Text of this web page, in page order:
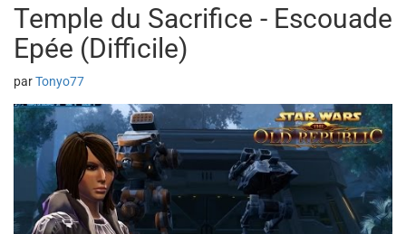
Temple du Sacrifice - Escouade
Epée (Difficile)
parTonyo77